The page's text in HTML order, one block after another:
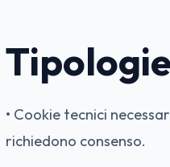
• Cookie tecnici
richiedono consenso.